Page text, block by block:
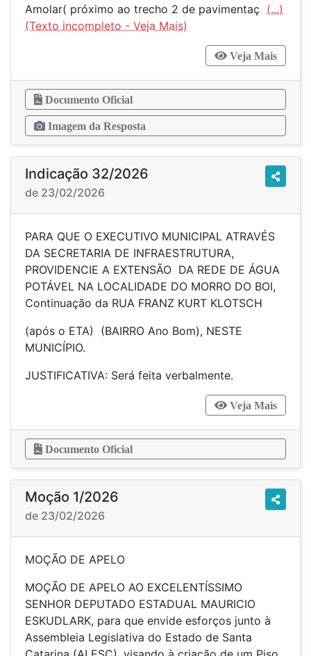
Amolar( próximo ao trecho 2 de pavimentaç (...)
Veja Mais
Documento Oficial
Imagem da Resposta
Indicação 32/2026
de 23/02/2026
PARA QUE O EXECUTIVO MUNICIPAL ATRAVÉS
DA SECRETARIA DE INFRAESTRUTURA,
PROVIDENCIE A EXTENSÃO DA REDE DE ÁGUA
POTÁVEL NA LOCALIDADE DO MORRO DO BOI,
Continuação da RUA FRANZ KURT KLOTSCH
(após o ETA) (BAIRRO Ano Bom), NESTE
MUNICÍPIO.
JUSTIFICATIVA: Será feita verbalmente.
Veja Mais
Documento Oficial
Moção 1/2026
de 23/02/2026
MOÇÃO DE APELO
MOÇÃO DE APELO AO EXCELENTÍSSIMO
SENHOR DEPUTADO ESTADUAL MAURICIO
ESKUDLARK, para que envide esforços junto à
Assembleia Legislativa do Estado de Santa